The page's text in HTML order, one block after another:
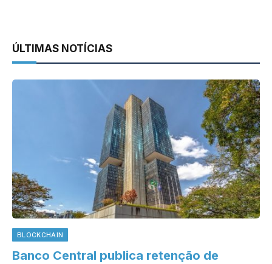
ÚLTIMAS NOTÍCIAS
BLOCKCHAIN
Banco Central publica retenção de